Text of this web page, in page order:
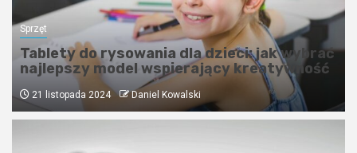
Sprzęt
Tablety do rysowania dla dzieci: jak wybrać
najlepszy model wspierający kreatywność
21 listopada 2024 Daniel Kowalski